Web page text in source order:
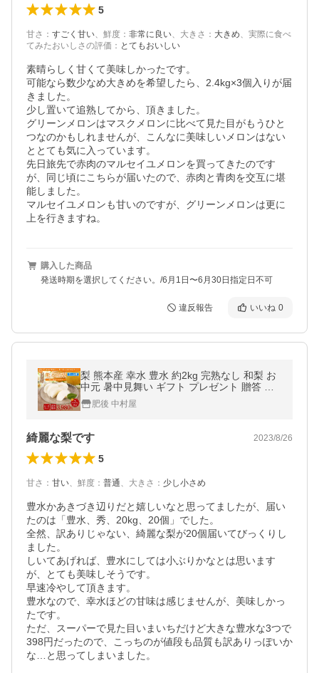
5
甘さ ： すごく甘い、 鮮度 ： 非常に良い、 大きさ ： 大きめ、 実際に食べ
てみたおいしさの評価 ： とてもおいしい
素晴らしく甘くて美味しかったです。
可能なら数少なめ大きめを希望したら、2.4kg×3個入りが届
きました。
少し置いて追熟してから、頂きました。
グリーンメロンはマスクメロンに比べて見た目がもうひと
つなのかもしれませんが、こんなに美味しいメロンはない
ととても気に入っています。
先日旅先で赤肉のマルセイユメロンを買ってきたのです
が、同じ頃にこちらが届いたので、赤肉と青肉を交互に堪
能しました。
マルセイユメロンも甘いのですが、グリーンメロンは更に
上を行きますね。
購入した商品
発送時期を選択してください。/6月1日〜6月30日指定日不可
違反報告 いいね 0
梨 熊本産 幸水 豊水 約2kg 完熟なし 和梨 お
中元 暑中見舞い ギフト プレゼント 贈答 先
行予約 クール便
肥後 中村屋
綺麗な梨です 2023/8/26
5
甘さ ： 甘い、 鮮度 ： 普通、 大きさ ： 少し小さめ
豊水かあきづき辺りだと嬉しいなと思ってましたが、届い
たのは「豊水、秀、20kg、20個」でした。
全然、訳ありじゃない、綺麗な梨が20個届いてびっくりし
ました。
しいてあげれば、豊水にしては小ぶりかなとは思います
が、とても美味しそうです。
早速冷やして頂きます。
豊水なので、幸水ほどの甘味は感じませんが、美味しかっ
たです。
ただ、スーパーで見た目いまいちだけど大きな豊水な3つで
398円だったので、こっちのが値段も品質も訳ありっぽいか
な…と思ってしまいました。